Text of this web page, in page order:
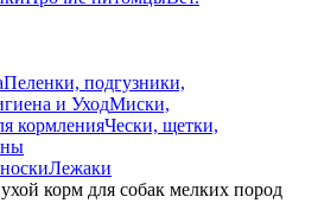
Пеленки, подгузники,
и УходМиски,
кормленияЧески, щетки,
Лежаки
корм для собак мелких пород